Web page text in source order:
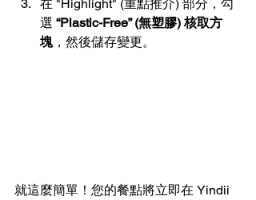
在 "Highlight" (重點推介) 部分，勾
選 “Plastic-Free” (無塑膠) 核取方
塊，然後儲存變更。
就這麼簡單！您的餐點將立即在 Yindii